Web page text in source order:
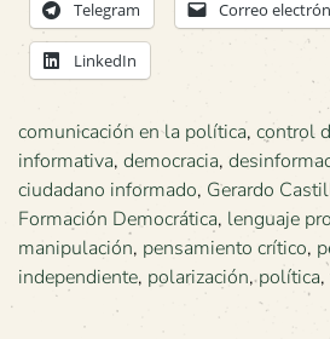
Telegram Correo
LinkedIn
comunicación en la política, control
informativa, democracia,
ciudadano informado, Gerardo
Formación Democrática, lenguaje
manipulación, pensamiento crítico,
independiente, polarización,política,